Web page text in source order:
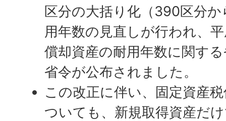
区分の大括り化（390区分
用年数の見直しが行われ、
償却資産の耐用年数に関す
省令が公布されました。
この改正に伴い、固定資産
ついても、新規取得資産だ